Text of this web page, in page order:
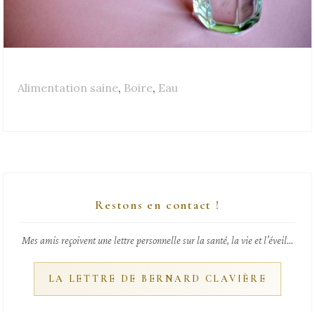
Alimentation saine, Boire, Eau
Restons en contact !
Mes amis reçoivent une lettre personnelle sur la santé, la vie et l'éveil...
LA LETTRE DE BERNARD CLAVIÈRE